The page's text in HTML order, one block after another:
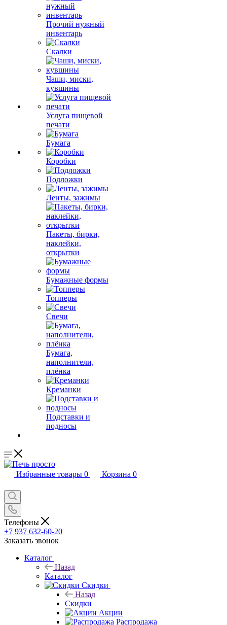
Прочий нужный
инвентарь
Скалки
Чаши, миски,
кувшины
Услуга пищевой
печати
Бумага
Коробки
Подложки
Ленты, зажимы
Пакеты, бирки,
наклейки,
открытки
Бумажные формы
Топперы
Свечи
Бумага,
наполнители,
плёнка
Креманки
Подставки и
подносы
Избранные товары 0 Корзина 0
Телефоны
+7 937 632-60-20
Заказать звонок
Каталог
Назад
Каталог
Скидки
Назад
Скидки
Акции
Распродажа